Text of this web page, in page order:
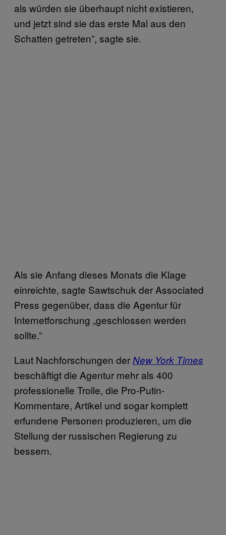
als würden sie überhaupt nicht existieren,
und jetzt sind sie das erste Mal aus den
Schatten getreten”, sagte sie.
Als sie Anfang dieses Monats die Klage
einreichte, sagte Sawtschuk der Associated
Press gegenüber, dass die Agentur für
Internetforschung „geschlossen werden
sollte.”
Laut Nachforschungen derNew York Times
beschäftigt die Agentur mehr als 400
professionelle Trolle, die Pro-Putin-
Kommentare, Artikel und sogar komplett
erfundene Personen produzieren, um die
Stellung der russischen Regierung zu
bessern.